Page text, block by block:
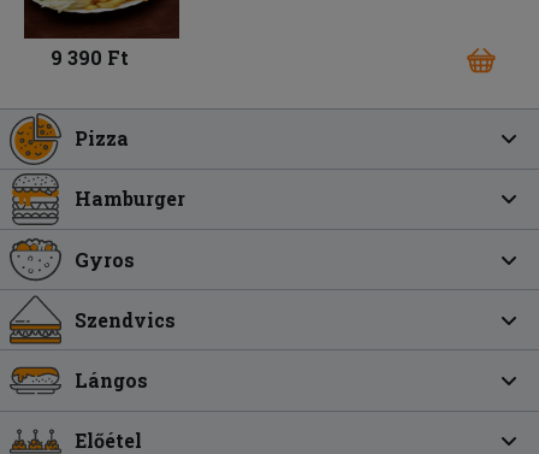
9 390 Ft
Pizza
Hamburger
Gyros
Szendvics
Lángos
Előétel